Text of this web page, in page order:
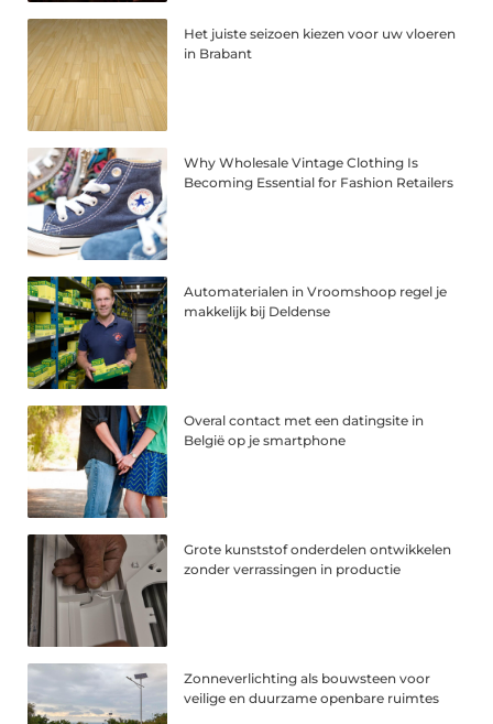
Het juiste seizoen kiezen voor uw vloeren
in Brabant
Why Wholesale Vintage Clothing Is
Becoming Essential for Fashion Retailers
Automaterialen in Vroomshoop regel je
makkelijk bij Deldense
Overal contact met een datingsite in
België op je smartphone
Grote kunststof onderdelen ontwikkelen
zonder verrassingen in productie
Zonneverlichting als bouwsteen voor
veilige en duurzame openbare ruimtes